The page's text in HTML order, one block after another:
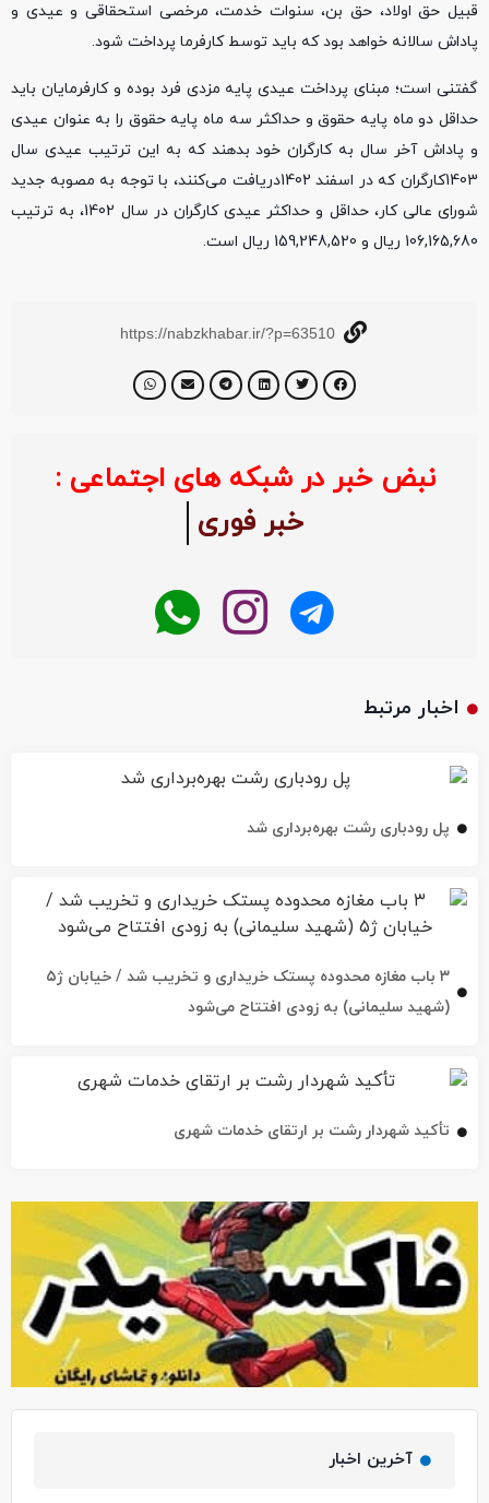
قبیل حق اولاد، حق بن، سنوات خدمت، مرخصی استحقاقی و عیدی و
پاداش سالانه خواهد بود که باید توسط کارفرما پرداخت شود.
گفتنی است؛ مبنای پرداخت عیدی پایه مزدی فرد بوده و کارفرمایان باید
حداقل دو ماه پایه حقوق و حداکثر سه ماه پایه حقوق را به عنوان عیدی
و پاداش آخر سال به کارگران خود بدهند که به این ترتیب عیدی سال
1403کارگران که در اسفند 1402دریافت می‌کنند، با توجه به مصوبه جدید
شورای عالی کار، حداقل و حداکثر عیدی کارگران در سال 1402، به ترتیب
106,165,680 ریال و 159,248,520 ریال است.
https://nabzkhabar.ir/?p=63510
نبض خبر در شبکه های اجتماعی :
خبر فوری
اخبار مرتبط
پل رودباری رشت بهره‌برداری شد
۳ باب مغازه محدوده پستک خریداری و تخریب شد / خیابان ژ۵
(شهید سلیمانی) به زودی افتتاح می‌شود
تأکید شهردار رشت بر ارتقای خدمات شهری
آخرین اخبار